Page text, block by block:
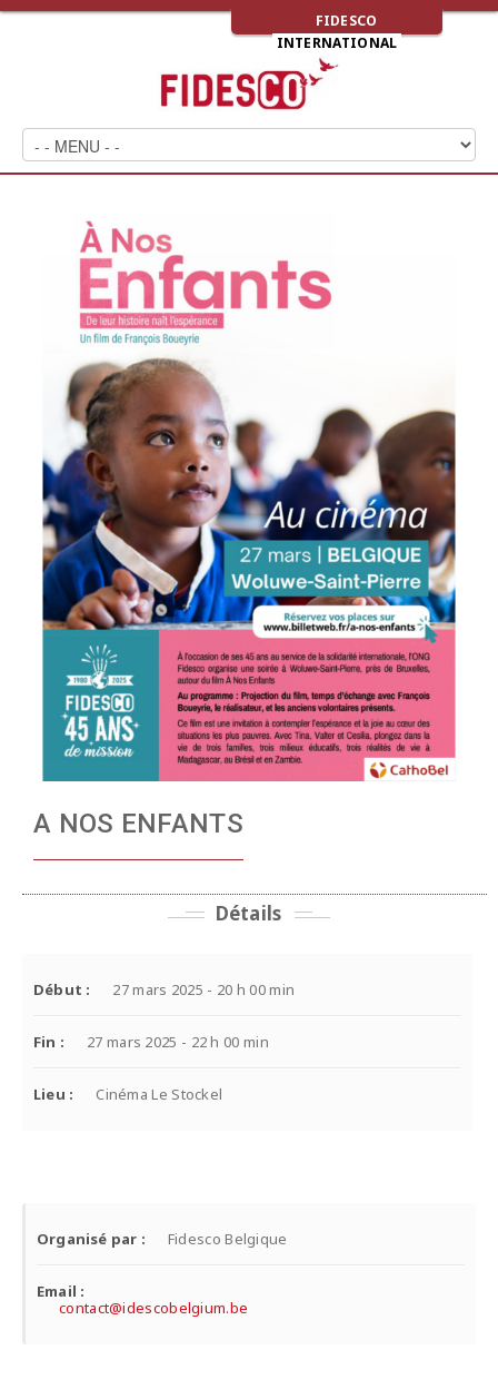
FIDESCO
INTERNATIONAL
A NOS ENFANTS
Détails
Début : 27 mars 2025 - 20 h 00 min
Fin : 27 mars 2025 - 22 h 00 min
Lieu : Cinéma Le Stockel
Organisé par : Fidesco Belgique
Email :
contact@idescobelgium.be